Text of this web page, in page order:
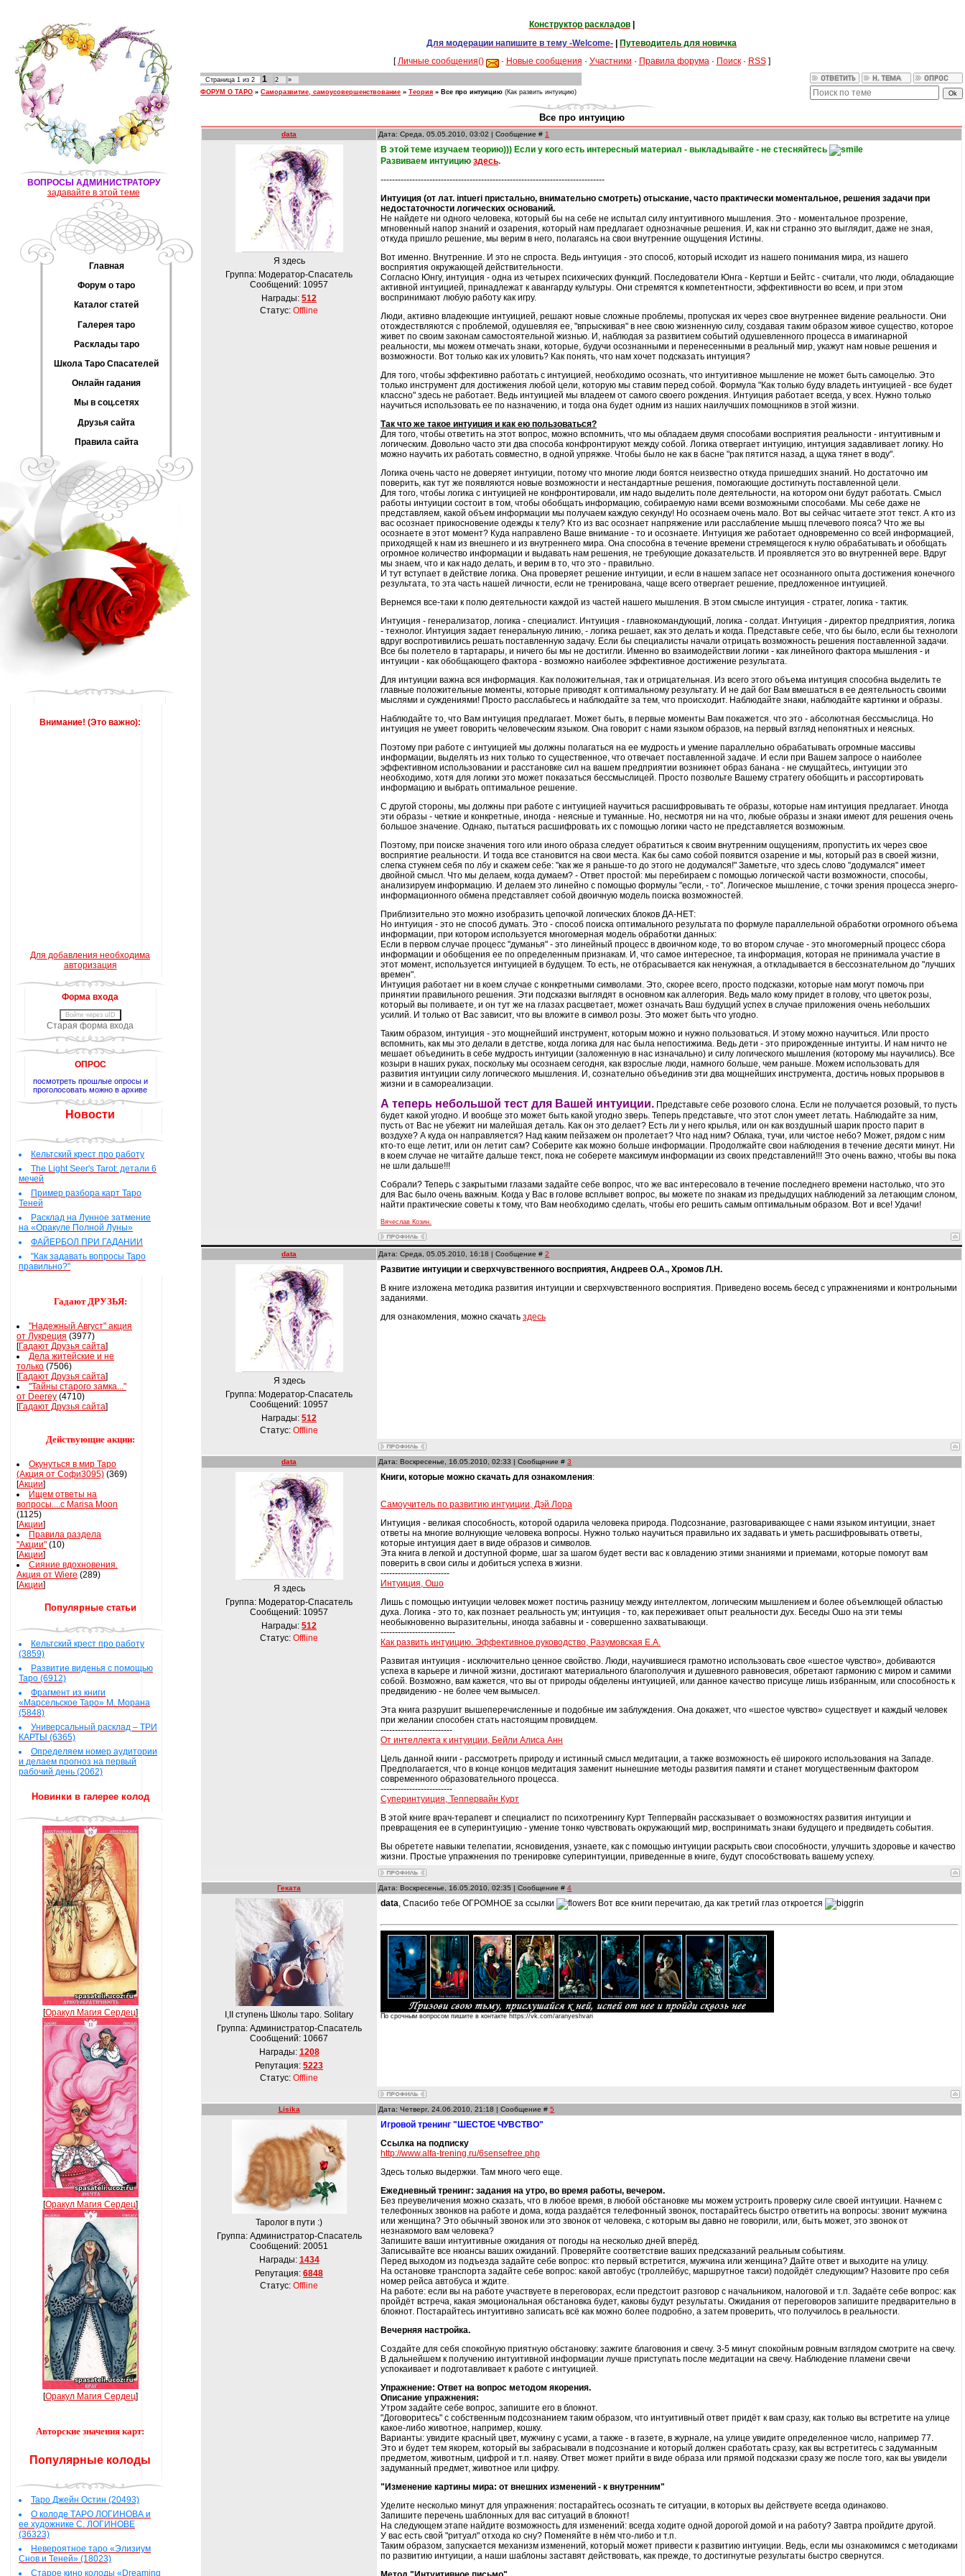
ВОПРОСЫ АДМИНИСТРАТОРУ
задавайте в этой теме
Главная
Форум о таро
Каталог статей
Галерея таро
Расклады таро
Школа Таро Спасателей
Онлайн гадания
Мы в соц.сетях
Друзья сайта
Правила сайта
Внимание! (Это важно):
Для добавления необходима
авторизация
Форма входа
Войти через uID
Старая форма входа
ОПРОС
посмотреть прошлые опросы и
проголосовать можно в архиве
Новости
Кельтский крест про работу
The Light Seer's Tarot: детали 6
мечей
Пример разбора карт Таро
Теней
Расклад на Лунное затмение
на «Оракуле Полной Луны»
ФАЙЕРБОЛ ПРИ ГАДАНИИ
"Как задавать вопросы Таро
правильно?"
Гадают ДРУЗЬЯ:
"Надежный Август" акция
от Лукреция (3977)
[Гадают Друзья сайта]
Дела житейские и не
только (7506)
[Гадают Друзья сайта]
"Тайны старого замка..."
от Deerey (4710)
[Гадают Друзья сайта]
Действующие акции:
Окунуться в мир Таро
(Акция от Софи3095) (369)
[Акции]
Ищем ответы на
вопросы....с Marisa Moon
(1125)
[Акции]
Правила раздела
"Акции" (10)
[Акции]
Сияние вдохновения.
Акция от Wiere (289)
[Акции]
Популярные статьи
Кельтский крест про работу
(3859)
Развитие виденья с помощью
Таро (6912)
Фрагмент из книги
«Марсельское Таро» М. Морана
(5848)
Универсальный расклад – ТРИ
КАРТЫ (6365)
Определяем номер аудитории
и делаем прогноз на первый
рабочий день (2062)
Новинки в галерее колод
[Оракул Магия Сердец]
[Оракул Магия Сердец]
[Оракул Магия Сердец]
Авторские значения карт:
Популярные колоды
Таро Джейн Остин (20493)
О колоде ТАРО ЛОГИНОВА и
ее художнике С. ЛОГИНОВЕ
(36323)
Невероятное таро «Элизиум
Снов и Теней» (18023)
Старое кино колоды «Dreaming
Конструктор раскладов|
Для модерации напишите в тему -Welcome-
Путеводитель для новичка
[ Личные сообщения() · Новые сообщения · Участники · Правила форума · Поиск· RSS]
Страница 1 из 2 1 2
»
ФОРУМ О ТАРО » Саморазвитие, самоусовершенствование » Теория » Все про интуицию (Как развить интуицию)
Все про интуицию
data Дата: Среда, 05.05.2010, 03:02 | Сообщение # 1
Я здесь
Группа: Модератор-Спасатель
Сообщений: 10957
Награды: 512
Статус: Offline
В этой теме изучаем теорию))) Если у кого есть интересный материал - выкладывайте - не стесняйтесь
Развиваем интуицию здесь.
------------------------------------------------------------------------------
Интуиция (от лат. intueri пристально, внимательно смотреть) отыскание, часто практически моментальное, решения задачи при
недостаточности логических оснований.
Не найдете ни одного человека, который бы на себе не испытал силу интуитивного мышления. Это - моментальное прозрение,
мгновенный напор знаний и озарения, который нам предлагает однозначные решения. И, как ни странно это выглядит, даже не зная,
откуда пришло решение, мы верим в него, полагаясь на свои внутренние ощущения Истины.
Вот именно. Внутренние. И это не спроста. Ведь интуиция - это способ, который исходит из нашего понимания мира, из нашего
восприятия окружающей действительности.
Согласно Юнгу, интуиция - одна из четырех психических функций. Последователи Юнга - Кертши и Бейтс - считали, что люди, обладающие
активной интуицией, принадлежат к авангарду культуры. Они стремятся к компетентности, эффективности во всем, и при этом
воспринимают любую работу как игру.
Люди, активно владеющие интуицией, решают новые сложные проблемы, пропуская их через свое внутреннее видение реальности. Они
отождествляются с проблемой, одушевляя ее, "впрыскивая" в нее свою жизненную силу, создавая таким образом живое существо, которое
живет по своим законам самостоятельной жизнью. И, наблюдая за развитием событий одушевленного процесса в имагинарной
реальности, мы можем отмечать знаки, которые, будучи осознанными и перенесенными в реальный мир, укажут нам новые решения и
возможности. Вот только как их уловить? Как понять, что нам хочет подсказать интуиция?
Для того, чтобы эффективно работать с интуицией, необходимо осознать, что интуитивное мышление не может быть самоцелью. Это
только инструмент для достижения любой цели, которую мы ставим перед собой. Формула "Как только буду владеть интуицией - все будет
классно" здесь не работает. Ведь интуицией мы владеем от самого своего рождения. Интуиция работает всегда, у всех. Нужно только
научиться использовать ее по назначению, и тогда она будет одним из наших наилучших помощников в этой жизни.
Так что же такое интуиция и как ею пользоваться?
Для того, чтобы ответить на этот вопрос, можно вспомнить, что мы обладаем двумя способами восприятия реальности - интуитивным и
логическим. Довольно часто эти два способа конфронтируют между собой. Логика отвергает интуицию, интуиция задавливает логику. Но
можно научить их работать совместно, в одной упряжке. Чтобы было не как в басне "рак пятится назад, а щука тянет в воду".
Логика очень часто не доверяет интуиции, потому что многие люди боятся неизвестно откуда пришедших знаний. Но достаточно им
поверить, как тут же появляются новые возможности и нестандартные решения, помогающие достигнуть поставленной цели.
Для того, чтобы логика с интуицией не конфронтировали, им надо выделить поле деятельности, на котором они будут работать. Смысл
работы интуиции состоит в том, чтобы обобщать информацию, собираемую нами всеми возможными способами. Мы себе даже не
представляем, какой объем информации мы получаем каждую секунду! Но осознаем очень мало. Вот вы сейчас читаете этот текст. А кто из
вас осознает прикосновение одежды к телу? Кто из вас осознает напряжение или расслабление мышц плечевого пояса? Что же вы
осознаете в этот момент? Куда направлено Ваше внимание - то и осознаете. Интуиция же работает одновременно со всей информацией,
приходящей к нам из внешнего и из внутреннего мира. Она способна в течение времени стремящегося к нулю обрабатывать и обобщать
огромное количество информации и выдавать нам решения, не требующие доказательств. И проявляется это во внутренней вере. Вдруг
мы знаем, что и как надо делать, и верим в то, что это - правильно.
И тут вступает в действие логика. Она проверяет решение интуиции, и если в нашем запасе нет осознанного опыта достижения конечного
результата, то эта часть нашей личности, если не тренирована, чаще всего отвергает решение, предложенное интуицией.
Вернемся все-таки к полю деятельности каждой из частей нашего мышления. В этом смысле интуиция - стратег, логика - тактик.
Интуиция - генерализатор, логика - специалист. Интуиция - главнокомандующий, логика - солдат. Интуиция - директор предприятия, логика
- технолог. Интуиция задает генеральную линию, - логика решает, как это делать и когда. Представьте себе, что бы было, если бы технологи
вдруг воспротивились решать поставленную задачу. Если бы специалисты начали отрицать возможность решения поставленной задачи.
Все бы полетело в тартарары, и ничего бы мы не достигли. Именно во взаимодействии логики - как линейного фактора мышления - и
интуиции - как обобщающего фактора - возможно наиболее эффективное достижение результата.
Для интуиции важна вся информация. Как положительная, так и отрицательная. Из всего этого объема интуиция способна выделить те
главные положительные моменты, которые приводят к оптимальному результату. И не дай бог Вам вмешаться в ее деятельность своими
мыслями и суждениями! Просто расслабьтесь и наблюдайте за тем, что происходит. Наблюдайте знаки, наблюдайте картинки и образы.
Наблюдайте то, что Вам интуиция предлагает. Может быть, в первые моменты Вам покажется. что это - абсолютная бессмыслица. Но
интуиция не умеет говорить человеческим языком. Она говорит с нами языком образов, на первый взгляд непонятных и неясных.
Поэтому при работе с интуицией мы должны полагаться на ее мудрость и умение параллельно обрабатывать огромные массивы
информации, выделять из них только то существенное, что отвечает поставленной задаче. И если при Вашем запросе о наиболее
эффективном использовании и расстановке сил на вашем предприятии возникнет образ банана - не смущайтесь, интуиции это
необходимо, хотя для логики это может показаться бессмыслицей. Просто позвольте Вашему стратегу обобщить и рассортировать
информацию и выбрать оптимальное решение.
С другой стороны, мы должны при работе с интуицией научиться расшифровывать те образы, которые нам интуиция предлагает. Иногда
эти образы - четкие и конкретные, иногда - неясные и туманные. Но, несмотря ни на что, любые образы и знаки имеют для решения очень
большое значение. Однако, пытаться расшифровать их с помощью логики часто не представляется возможным.
Поэтому, при поиске значения того или иного образа следует обратиться к своим внутренним ощущениям, пропустить их через свое
восприятие реальности. И тогда все становится на свои места. Как бы само собой появится озарение и мы, который раз в своей жизни,
слегка стукнем себя по лбу и скажем себе: "как же я раньше-то до этого не додумался!" Заметьте, что здесь слово "додумался" имеет
двойной смысл. Что мы делаем, когда думаем? - Ответ простой: мы перебираем с помощью логической части возможности, способы,
анализируем информацию. И делаем это линейно с помощью формулы "если, - то". Логическое мышление, с точки зрения процесса энерго-
информационного обмена представляет собой двоичную модель поиска возможностей.
Приблизительно это можно изобразить цепочкой логических блоков ДА-НЕТ:
Но интуиция - это не способ думать. Это - способ поиска оптимального результата по формуле параллельной обработки огромного объема
информации, при котором используется многомерная модель обработки данных:
Если в первом случае процесс "думанья" - это линейный процесс в двоичном коде, то во втором случае - это многомерный процесс сбора
информации и обобщения ее по определенным признакам. И, что самое интересное, та информация, которая не принимала участие в
этот момент, используется интуицией в будущем. То есть, не отбрасывается как ненужная, а откладывается в бессознательном до "лучших
времен".
Интуиция работает ни в коем случае с конкретными символами. Это, скорее всего, просто подсказки, которые нам могут помочь при
принятии правильного решения. Эти подсказки выглядят в основном как аллегория. Ведь мало кому придет в голову, что цветок розы,
который вы поливаете, и он тут же на глазах расцветает, может означать Ваш будущий успех в случае приложения очень небольших
усилий. И только от Вас зависит, что вы вложите в символ розы. Это может быть что угодно.
Таким образом, интуиция - это мощнейший инструмент, которым можно и нужно пользоваться. И этому можно научиться. Или просто
вспомнить, как мы это делали в детстве, когда логика для нас была непостижима. Ведь дети - это прирожденные интуиты. И нам ничто не
мешает объединить в себе мудрость интуиции (заложенную в нас изначально) и силу логического мышления (которому мы научились). Все
козыри в наших руках, поскольку мы осознаем сегодня, как взрослые люди, намного больше, чем раньше. Можем использовать для
развития интуиции силу логического мышления. И, сознательно объединив эти два мощнейших инструмента, достичь новых прорывов в
жизни и в самореализации.
А теперь небольшой тест для Вашей интуиции. Представьте себе розового слона. Если не получается розовый, то пусть
будет какой угодно. И вообще это может быть какой угодно зверь. Теперь представьте, что этот слон умеет летать. Наблюдайте за ним,
пусть от Вас не убежит ни малейшая деталь. Как он это делает? Есть ли у него крылья, или он как воздушный шарик просто парит в
воздухе? А куда он направляется? Над каким пейзажем он пролетает? Что над ним? Облака, тучи, или чистое небо? Может, рядом с ним
кто-то еще летит, или он летит сам? Соберите как можно больше информации. Продолжайте свои наблюдения в течение десяти минут. Ни
в коем случае не читайте дальше текст, пока не соберете максимум информации из своих представлений!!! Это очень важно, чтобы вы пока
не шли дальше!!!
Собрали? Теперь с закрытыми глазами задайте себе вопрос, что же вас интересовало в течение последнего времени настолько, что это
для Вас было очень важным. Когда у Вас в голове всплывет вопрос, вы можете по знакам из предыдущих наблюдений за летающим слоном,
найти практические советы к тому, что Вам необходимо сделать, чтобы его решить самым оптимальным образом. Вот и все! Удачи!
Вячеслав Козин.
data Дата: Среда, 05.05.2010, 16:18 | Сообщение # 2
Я здесь
Группа: Модератор-Спасатель
Сообщений: 10957
Награды: 512
Статус: Offline
Развитие интуиции и сверхчувственного восприятия, Андреев О.А., Хромов Л.Н.
В книге изложена методика развития интуиции и сверхчувственного восприятия. Приведено восемь бесед с упражнениями и контрольными
заданиями.
для ознакомления, можно скачать здесь
data Дата: Воскресенье, 16.05.2010, 02:33 | Сообщение # 3
Я здесь
Группа: Модератор-Спасатель
Сообщений: 10957
Награды: 512
Статус: Offline
Книги, которые можно скачать для ознакомления:
Самоучитель по развитию интуиции, Дэй Лора
Интуиция - великая способность, которой одарила человека природа. Подсознание, разговаривающее с нами языком интуиции, знает
ответы на многие волнующие человека вопросы. Нужно только научиться правильно их задавать и уметь расшифровывать ответы,
которые интуиция дает в виде образов и символов.
Эта книга в легкой и доступной форме, шаг за шагом будет вести вас к овладению этими знаниями и приемами, которые помогут вам
поверить в свои силы и добиться успеха в жизни.
------------------------
Интуиция, Ошо
Лишь с помощью интуиции человек может постичь разницу между интеллектом, логическим мышлением и более объемлющей областью
духа. Логика - это то, как познает реальность ум; интуиция - то, как переживает опыт реальности дух. Беседы Ошо на эти темы
необыкновенно выразительны, иногда забавны и - совершенно захватывающи.
--------------------------
Как развить интуицию. Эффективное руководство, Разумовская Е.А.
Развитая интуиция - исключительно ценное свойство. Люди, научившиеся грамотно использовать свое «шестое чувство», добиваются
успеха в карьере и личной жизни, достигают материального благополучия и душевного равновесия, обретают гармонию с миром и самими
собой. Возможно, вам кажется, что вы от природы обделены интуицией, или данное качество присуще лишь избранным, или способность к
предвидению - не более чем вымысел.
Эта книга разрушит вышеперечисленные и подобные им заблуждения. Она докажет, что «шестое чувство» существует и каждый человек
при желании способен стать настоящим провидцем.
-------------------------
От интеллекта к интуиции, Бейли Алиса Анн
Цель данной книги - рассмотреть природу и истинный смысл медитации, а также возможность её широкого использования на Западе.
Предполагается, что в конце концов медитация заменит нынешние методы развития памяти и станет могущественным фактором
современного образовательного процесса.
-------------------------
Суперинтуиция, Теппервайн Курт
В этой книге врач-терапевт и специалист по психотренингу Курт Теппервайн рассказывает о возможностях развития интуиции и
превращения ее в суперинтуицию - умение тонко чувствовать окружающий мир, воспринимать знаки будущего и предвидеть события.
Вы обретете навыки телепатии, ясновидения, узнаете, как с помощью интуиции раскрыть свои способности, улучшить здоровье и качество
жизни. Простые упражнения по тренировке суперинтуиции, приведенные в книге, будут способствовать вашему успеху.
Геката Дата: Воскресенье, 16.05.2010, 02:35 | Сообщение # 4
I,II ступень Школы таро. Solitary
Группа: Администратор-Спасатель
Сообщений: 10667
Награды: 1208
Репутация: 5223
Статус: Offline
data, Спасибо тебе ОГРОМНОЕ за ссылки Вот все книги перечитаю, да как третий глаз откроется
По срочным вопросом пишите в контакте https://vk.com/aranyeshvari
Lisika Дата: Четверг, 24.06.2010, 21:18 | Сообщение # 5
Таролог в пути :)
Группа: Администратор-Спасатель
Сообщений: 20051
Награды: 1434
Репутация: 6848
Статус: Offline
Игровой тренинг "ШЕСТОЕ ЧУВСТВО"
Ссылка на подписку
http://www.alfa-trening.ru/6sensefree.php
Здесь только выдержки. Там много чего еще.
Ежедневный тренинг: задания на утро, во время работы, вечером.
Без преувеличения можно сказать, что в любое время, в любой обстановке мы можем устроить проверку силе своей интуиции. Начнем с
телефонных звонков на работе и дома, когда раздаётся телефонный звонок, постарайтесь быстро ответить на вопросы: звонит мужчина
или женщина? Это обычный звонок или это звонок от человека, с которым вы давно не говорили, или, быть может, это звонок от
незнакомого вам человека?
Запишите ваши интуитивные ожидания от погоды на несколько дней вперёд.
Записывайте все нюансы ваших ожиданий. Проверяйте соответствие ваших предсказаний реальным событиям.
Перед выходом из подъезда задайте себе вопрос: кто первый встретится, мужчина или женщина? Дайте ответ и выходите на улицу.
На остановке транспорта задайте себе вопрос: какой автобус (троллейбус, маршрутное такси) подойдёт следующим? Назовите про себя
номер рейса автобуса и ждите.
На работе: если вы на работе участвуете в переговорах, если предстоит разговор с начальником, налоговой и т.п. Задаёте себе вопрос: как
пройдёт встреча, какая эмоциональная обстановка будет, каковы будут результаты. Ожидания от переговоров запишите предварительно в
блокнот. Постарайтесь интуитивно записать всё как можно более подробно, а затем проверить, что получилось в реальности.
Вечерняя настройка.
Создайте для себя спокойную приятную обстановку: зажгите благовония и свечу. 3-5 минут спокойным ровным взглядом смотрите на свечу.
В дальнейшем к получению интуитивной информации лучше приступать после медитации на свечу. Наблюдение пламени свечи
успокаивает и подготавливает к работе с интуицией.
Упражнение: Ответ на вопрос методом якорения.
Описание упражнения:
Утром задайте себе вопрос, запишите его в блокнот.
"Договоритесь" с собственным подсознанием таким образом, что интуитивный ответ придёт к вам сразу, как только вы встретите на улице
какое-либо животное, например, кошку.
Варианты: увидите красный цвет, мужчину с усами, а также - в газете, в журнале, на улице увидите определенное число, например 77.
Это и будет тем якорем, который вы забрасывали в подсознание и который должен сработать сразу, как вы встретитесь с задуманным
предметом, животным, цифрой и т.п. наяву. Ответ может прийти в виде образа или прямой подсказки сразу же после того, как вы увидели
задуманный предмет, животное или цифру.
"Изменение картины мира: от внешних изменений - к внутренним"
Уделите несколько минут для упражнения: постарайтесь осознать те ситуации, в которых вы действуете всегда одинаково.
Запишите перечень шаблонных для вас ситуаций в блокнот!
На следующем этапе найдите возможность для изменений: всегда ходите одной дорогой домой и на работу? Завтра пройдите другой.
У вас есть свой "ритуал" отхода ко сну? Поменяйте в нём что-либо и т.п.
Таким образом, запускается механизм изменений, который может привести к развитию интуиции. Ведь, если мы ознакомимся с методиками
по развитию интуиции, а наши шаблоны заставят действовать, как прежде, то достигнутые результаты быстро свернутся.